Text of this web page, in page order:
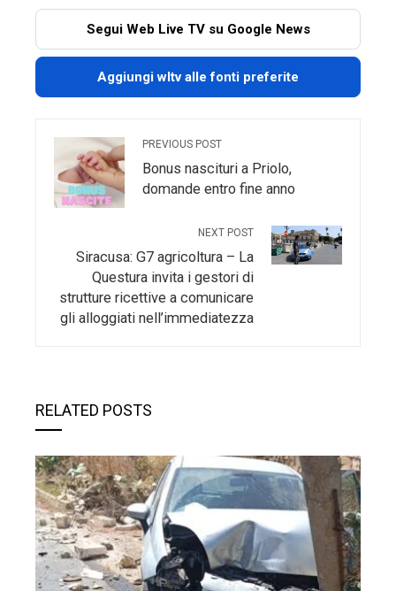
Segui Web Live TV su Google News
Aggiungi wltv alle fonti preferite
PREVIOUS POST
Bonus nascituri a Priolo,
domande entro fine anno
NEXT POST
Siracusa: G7 agricoltura – La
Questura invita i gestori di
strutture ricettive a comunicare
gli alloggiati nell’immediatezza
RELATED POSTS